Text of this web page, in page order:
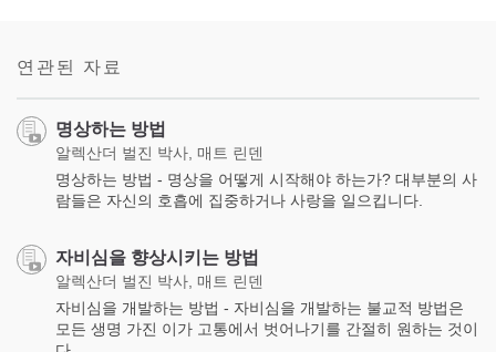
연관된 자료
명상하는 방법
알렉산더 벌진 박사, 매트 린덴
명상하는 방법 - 명상을 어떻게 시작해야 하는가? 대부분의 사
람들은 자신의 호흡에 집중하거나 사랑을 일으킵니다.
자비심을 향상시키는 방법
알렉산더 벌진 박사, 매트 린덴
자비심을 개발하는 방법 - 자비심을 개발하는 불교적 방법은
모든 생명 가진 이가 고통에서 벗어나기를 간절히 원하는 것이